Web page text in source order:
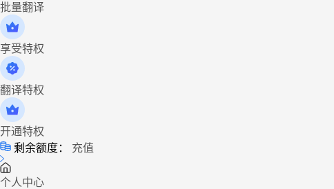
批量翻译
享受特权
翻译特权
开通特权
剩余额度：
充值
个人中心